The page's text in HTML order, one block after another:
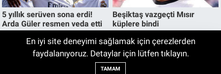
En iyi site deneyimi sağlamak için çerezlerden
faydalanıyoruz. Detaylar için lütfen tıklayın.
TAMAM
Bu Yöntemi Deneyenler Bir Daha Ağda ve
Jilete Dönmüyor! Foto Epilasyon